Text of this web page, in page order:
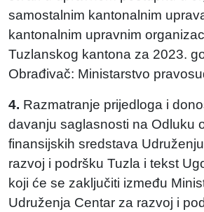
samostalnim kantonalnim
kantonalnim upravnim
Tuzlanskog kantona za 2023.
Obrađivač: Ministarstvo
4. Razmatranje prijedloga i
davanju saglasnosti na Odluku
finansijskih sredstava
razvoj i podršku Tuzla i tekst
koji će se zaključiti između
Udruženja Centar za razvoj i